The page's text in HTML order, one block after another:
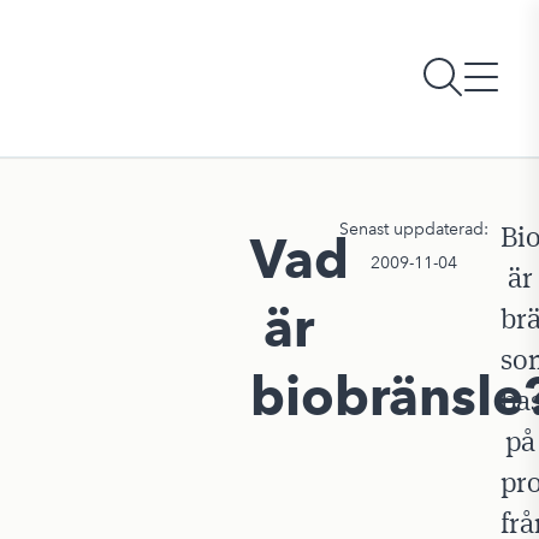
Vad
är
Senast uppdaterad:
2009-11-04
är
på